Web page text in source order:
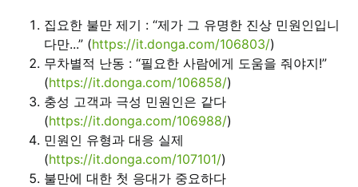
집요한 불만 제기 : “제가 그 유명한 진상 민원인입니
다만...” (https://it.donga.com/106803/)
무차별적 난동 : “필요한 사람에게 도움을 줘야지!”
(https://it.donga.com/106858/)
충성 고객과 극성 민원인은 같다
(https://it.donga.com/106988/)
민원인 유형과 대응 실제
(https://it.donga.com/107101/)
불만에 대한 첫 응대가 중요하다